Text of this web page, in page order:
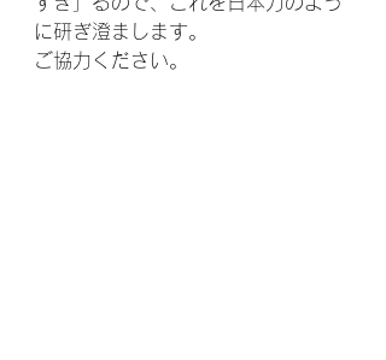
に研ぎ澄まします。
ご協力ください。